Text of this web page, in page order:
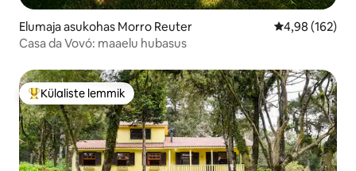
Elumaja asukohas Morro Reuter Keskmine
4,98 (162)
Casa da Vovó: maaelu hubasus
Külaliste suur lemmik
Külaliste lemmik